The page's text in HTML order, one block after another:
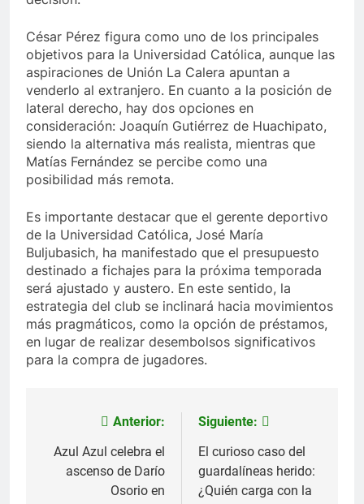
César Pérez figura como uno de los principales
objetivos para la Universidad Católica, aunque las
aspiraciones de Unión La Calera apuntan a
venderlo al extranjero. En cuanto a la posición de
lateral derecho, hay dos opciones en
consideración: Joaquín Gutiérrez de Huachipato,
siendo la alternativa más realista, mientras que
Matías Fernández se percibe como una
posibilidad más remota.
Es importante destacar que el gerente deportivo
de la Universidad Católica, José María
Buljubasich, ha manifestado que el presupuesto
destinado a fichajes para la próxima temporada
será ajustado y austero. En este sentido, la
estrategia del club se inclinará hacia movimientos
más pragmáticos, como la opción de préstamos,
en lugar de realizar desembolsos significativos
para la compra de jugadores.
Navegación
de
entradas
Anterior:
Azul Azul celebra el
ascenso de Darío
Osorio en
Siguiente:
El curioso caso del
guardalíneas herido:
¿Quién carga con la